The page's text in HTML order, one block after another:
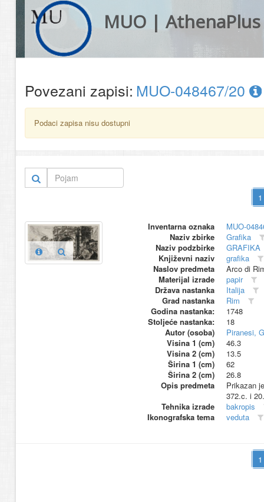
MUO | AthenaPlus
Povezani zapisi: MUO-048467/20
Podaci zapisa nisu dostupni
Inventarna oznaka
MUO-
Naziv zbirke
Grafika
Naziv podzbirke
GRAFIKA
Književni naziv
grafika
Naslov predmeta
Arco di
Materijal izrade
papir
Država nastanka
Italija
Grad nastanka
Rim
Godina nastanka:
1748
Stoljeće nastanka:
18
Autor (osoba)
Piranesi,
Visina 1 (cm)
46.3
Visina 2 (cm)
13.5
Širina 1 (cm)
62
Širina 2 (cm)
26.8
Opis predmeta
Prikazan
372.c. i
Tehnika izrade
bakropis
Ikonografska tema
veduta